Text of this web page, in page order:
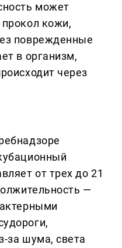
может
прокол кожи,
поврежденные
в организм,
через
от трех до 21
—
за шума, света